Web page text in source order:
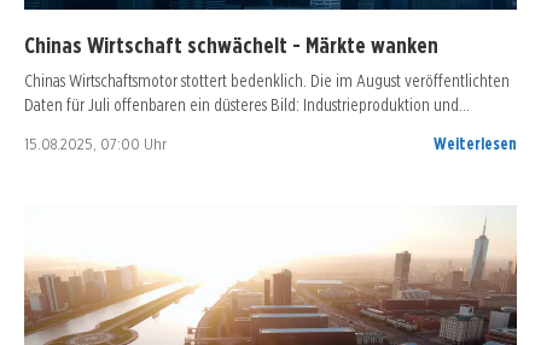
Chinas Wirtschaft schwächelt - Märkte wanken
Chinas Wirtschaftsmotor stottert bedenklich. Die im August veröffentlichten
Daten für Juli offenbaren ein düsteres Bild: Industrieproduktion und…
15.08.2025, 07:00 Uhr Weiterlesen